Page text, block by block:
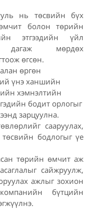
нь төсвийн бүх
болон төрийн
этгээдийн үйл
дагаж мөрдөх
өгсөн.
өргөн
үнэ ханшийн
хэмнэлтийн
бодит орлогыг
зарцуулна.
сааруулах,
бодлогыг үе
төрийн өмчит аж
сайжруулж,
ажлыг зохион
бүтцийн